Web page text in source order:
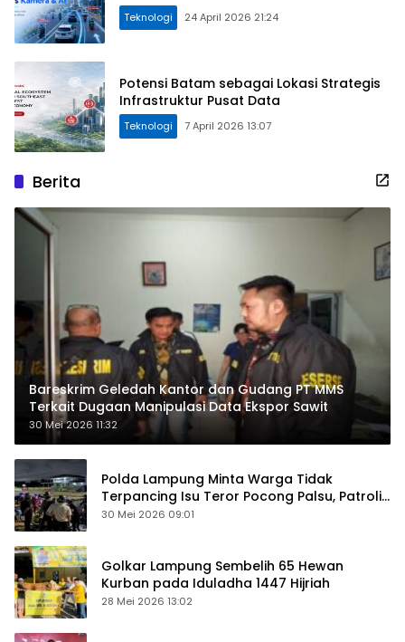
Teknologi 24 April 2026 21:24
Potensi Batam sebagai Lokasi Strategis
Infrastruktur Pusat Data
Teknologi 7 April 2026 13:07
Berita
Bareskrim Geledah Kantor dan Gudang PT MMS
Terkait Dugaan Manipulasi Data Ekspor Sawit
30 Mei 2026 11:32
Polda Lampung Minta Warga Tidak
Terpancing Isu Teror Pocong Palsu, Patroli
Keamanan Ditingkatkan
30 Mei 2026 09:01
Golkar Lampung Sembelih 65 Hewan
Kurban pada Iduladha 1447 Hijriah
28 Mei 2026 13:02